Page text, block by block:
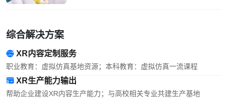
综合解决方案
XR内容定制服务
职业教育：虚拟仿真基地资源；本科教育：虚拟仿真一流课程
XR生产能力输出
帮助企业建设XR内容生产能力；与高校相关专业共建生产基地